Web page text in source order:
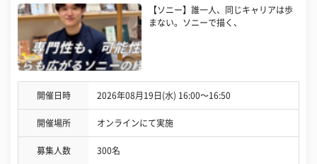
【ソニー】誰一人、同じキャリアは歩
まない。ソニーで描く、
開催日時 2026年08月19日(水) 16:00〜16:50
開催場所 オンラインにて実施
募集人数 300名